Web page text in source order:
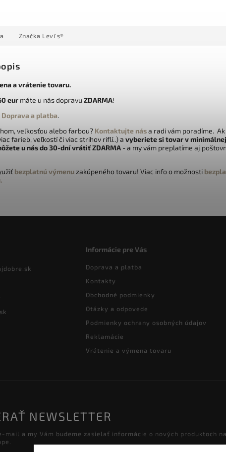
Značka Levi's®
a vrátenie tovaru.
eur máte u nás dopravu ZDARMA!
Doprava a platba.
veľkosťou alebo farbou? Kontaktujte nása radi vám poradíme. Ak
farieb, veľkostí či viac strihov riflí..) a vyberiete si tovar v
u nás do 30-dní vrátiťZDARMA - a my vám preplatíme aj
bezplatnú výmenuzakúpeného tovaru! Viac info o možnosti
Informácie pre Vás
Doprava a platba
Kontakty
Obchodné podmienky
Otázky a odpovede
Podmienky ochrany osobných údajov
Reklamácie
Vrátenie a výmena tovaru
NEWSLETTER
mail a my Vám budeme zasielať informácie o nových produktoch na